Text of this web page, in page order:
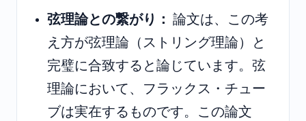
弦理論との繋がり： 論文は、この考
え方が弦理論（ストリング理論）と
完璧に合致すると論じています。弦
理論において、フラックス・チュー
ブは実在するものです。この論文